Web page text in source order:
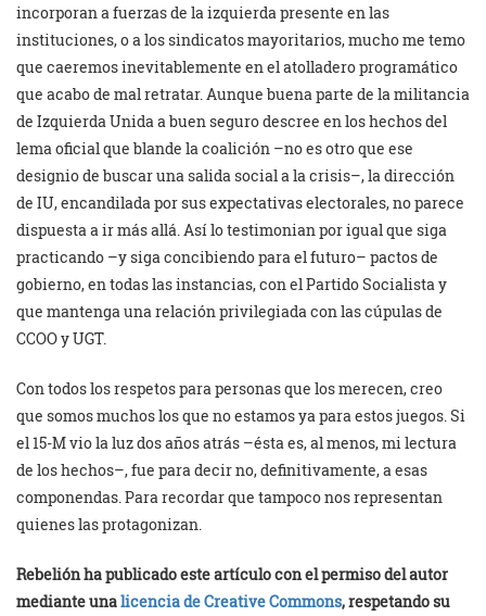
incorporan a fuerzas de la izquierda presente en las
instituciones, o a los sindicatos mayoritarios, mucho me temo
que caeremos inevitablemente en el atolladero programático
que acabo de mal retratar. Aunque buena parte de la militancia
de Izquierda Unida a buen seguro descree en los hechos del
lema oficial que blande la coalición –no es otro que ese
designio de buscar una salida social a la crisis–, la dirección
de IU, encandilada por sus expectativas electorales, no parece
dispuesta a ir más allá. Así lo testimonian por igual que siga
practicando –y siga concibiendo para el futuro– pactos de
gobierno, en todas las instancias, con el Partido Socialista y
que mantenga una relación privilegiada con las cúpulas de
CCOO y UGT.
Con todos los respetos para personas que los merecen, creo
que somos muchos los que no estamos ya para estos juegos. Si
el 15-M vio la luz dos años atrás –ésta es, al menos, mi lectura
de los hechos–, fue para decir no, definitivamente, a esas
componendas. Para recordar que tampoco nos representan
quienes las protagonizan.
Rebelión ha publicado este artículo con el permiso del autor
mediante unalicencia de Creative Commons, respetando su